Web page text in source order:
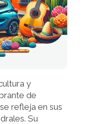
y
de
refleja en sus
Su